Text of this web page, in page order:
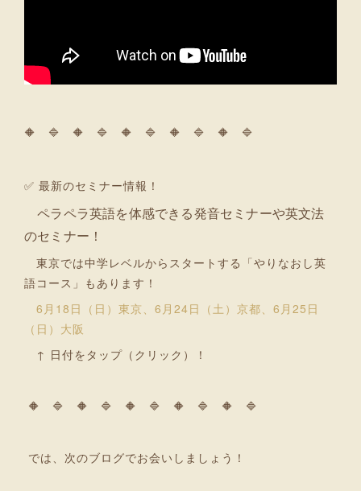
🔶 🔷 🔶 🔷 🔶 🔷 🔶 🔷 🔶 🔷
✅ 最新のセミナー情報！
ペラペラ英語を体感できる発音セミナーや英文法
のセミナー！
東京では中学レベルからスタートする「やりなおし英
語コース」もあります！
6月18日（日）東京、6月24日（土）京都、6月25日
（日）大阪
↑ 日付をタップ（クリック）！
🔶 🔷 🔶 🔷 🔶 🔷 🔶 🔷 🔶 🔷
では、次のブログでお会いしましょう！